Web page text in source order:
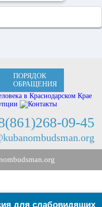
ПОРЯДОК
ОБРАЩЕНИЯ
09-45
для слабовидящих